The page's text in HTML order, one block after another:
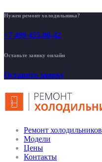
Нужен ремонт холодильника?
+7 499 455-00-42
Оставьте заявку онлайн
Оставить заявку
Ремонт холодильников
Модели
Цены
Контакты